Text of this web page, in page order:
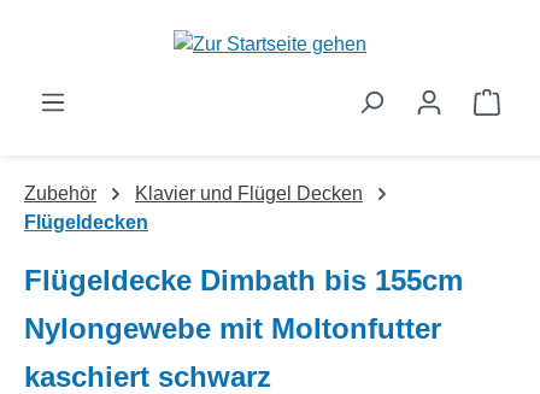
Zum Hauptinhalt springen
Zubehör
Klavier und Flügel Decken
Flügeldecken
Flügeldecke Dimbath bis 155cm
Nylongewebe mit Moltonfutter
kaschiert schwarz